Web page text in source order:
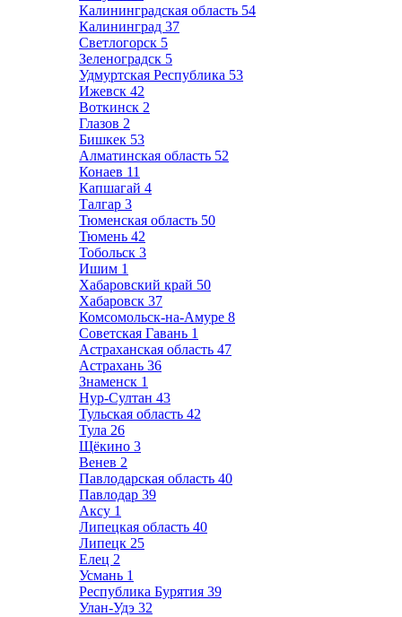
Калининградская область 54
Калининград 37
Светлогорск 5
Зеленоградск 5
Удмуртская Республика 53
Ижевск 42
Воткинск 2
Глазов 2
Бишкек 53
Алматинская область 52
Конаев 11
Капшагай 4
Талгар 3
Тюменская область 50
Тюмень 42
Тобольск 3
Ишим 1
Хабаровский край 50
Хабаровск 37
Комсомольск-на-Амуре 8
Советская Гавань 1
Астраханская область 47
Астрахань 36
Знаменск 1
Нур-Султан 43
Тульская область 42
Тула 26
Щёкино 3
Венев 2
Павлодарская область 40
Павлодар 39
Аксу 1
Липецкая область 40
Липецк 25
Елец 2
Усмань 1
Республика Бурятия 39
Улан-Удэ 32